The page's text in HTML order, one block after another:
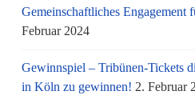
Gemeinschaftliches Engagement
Februar 2024
Gewinnspiel – Tribünen-Tickets
in Köln zu gewinnen! 2. Februar